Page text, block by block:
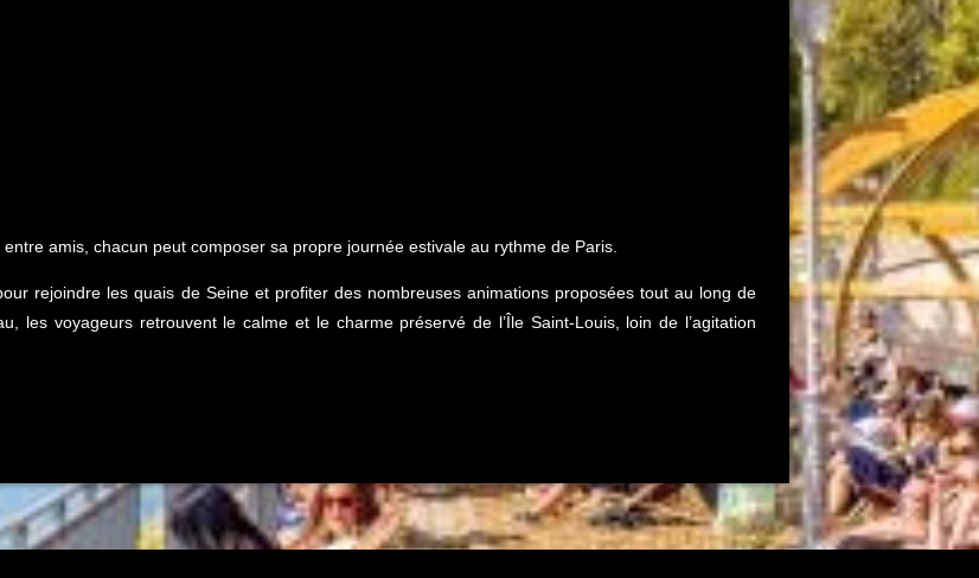
amis, chacun peut composer sa propre journée estivale au rythme de Paris.
rejoindre les quais de Seine et profiter des nombreuses animations proposées tout au long de
les voyageurs retrouvent le calme et le charme préservé de l’Île Saint-Louis, loin de l’agitation